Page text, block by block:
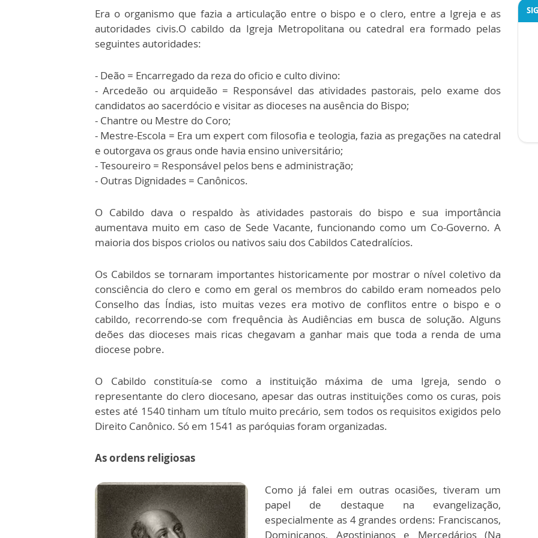
Era o organismo que fazia a articulação entre o bispo e o clero, entre a Igreja e as
autoridades civis.O cabildo da Igreja Metropolitana ou catedral era formado pelas
seguintes autoridades:
- Deão = Encarregado da reza do oficio e culto divino:
- Arcedeão ou arquideão = Responsável das atividades pastorais, pelo exame dos
candidatos ao sacerdócio e visitar as dioceses na ausência do Bispo;
- Chantre ou Mestre do Coro;
- Mestre-Escola = Era um expert com filosofia e teologia, fazia as pregações na catedral
e outorgava os graus onde havia ensino universitário;
- Tesoureiro = Responsável pelos bens e administração;
- Outras Dignidades = Canônicos.
O Cabildo dava o respaldo às atividades pastorais do bispo e sua importância
aumentava muito em caso de Sede Vacante, funcionando como um Co-Governo. A
maioria dos bispos criolos ou nativos saiu dos Cabildos Catedralícios.
Os Cabildos se tornaram importantes historicamente por mostrar o nível coletivo da
consciência do clero e como em geral os membros do cabildo eram nomeados pelo
Conselho das Índias, isto muitas vezes era motivo de conflitos entre o bispo e o
cabildo, recorrendo-se com frequência às Audiências em busca de solução. Alguns
deões das dioceses mais ricas chegavam a ganhar mais que toda a renda de uma
diocese pobre.
O Cabildo constituía-se como a instituição máxima de uma Igreja, sendo o
representante do clero diocesano, apesar das outras instituições como os curas, pois
estes até 1540 tinham um título muito precário, sem todos os requisitos exigidos pelo
Direito Canônico. Só em 1541 as paróquias foram organizadas.
As ordens religiosas
Como já falei em outras ocasiões, tiveram um
papel de destaque na evangelização,
especialmente as 4 grandes ordens: Franciscanos,
Dominicanos, Agostinianos e Mercedários (Na